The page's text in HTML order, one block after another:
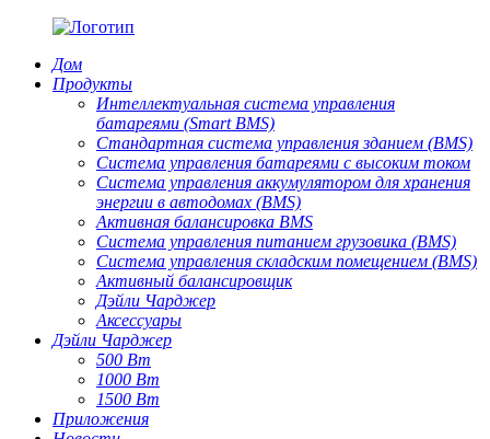
Дом
Продукты
Интеллектуальная система управления
батареями (Smart BMS)
Стандартная система управления зданием (BMS)
Система управления батареями с высоким током
Система управления аккумулятором для хранения
энергии в автодомах (BMS)
Активная балансировка BMS
Система управления питанием грузовика (BMS)
Система управления складским помещением (BMS)
Активный балансировщик
Дэйли Чарджер
Аксессуары
Дэйли Чарджер
500 Вт
1000 Вт
1500 Вт
Приложения